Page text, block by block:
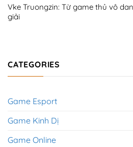
Vke Truongzin: Từ game thủ vô
giải
CATEGORIES
Game Esport
Game Kinh Dị
Game Online